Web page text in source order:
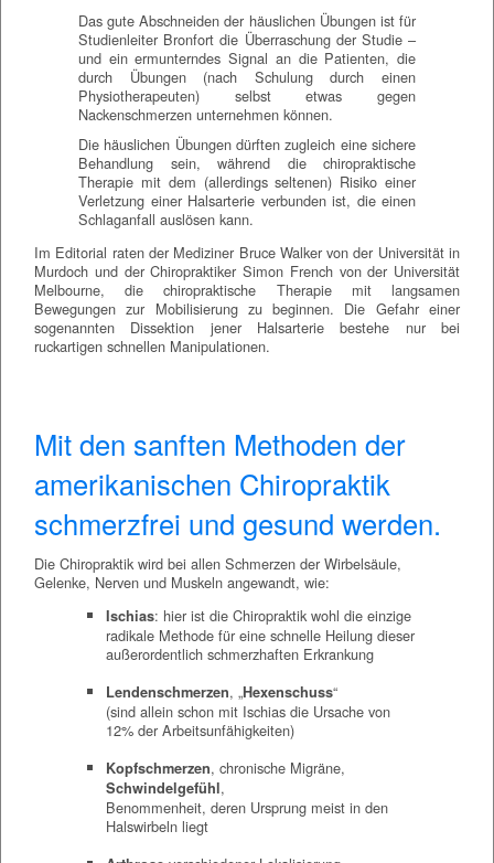
Das gute Abschneiden der häuslichen Übungen ist für
Studienleiter Bronfort die Überraschung der Studie –
und ein ermunterndes Signal an die Patienten, die
durch Übungen (nach Schulung durch einen
Physiotherapeuten) selbst etwas gegen
Nackenschmerzen unternehmen können.
Die häuslichen Übungen dürften zugleich eine sichere
Behandlung sein, während die chiropraktische
Therapie mit dem (allerdings seltenen) Risiko einer
Verletzung einer Halsarterie verbunden ist, die einen
Schlaganfall auslösen kann.
Im Editorial raten der Mediziner Bruce Walker von der Universität in
Murdoch und der Chiropraktiker Simon French von der Universität
Melbourne, die chiropraktische Therapie mit langsamen
Bewegungen zur Mobilisierung zu beginnen. Die Gefahr einer
sogenannten Dissektion jener Halsarterie bestehe nur bei
ruckartigen schnellen Manipulationen.
Mit den sanften Methoden der
amerikanischen Chiropraktik
schmerzfrei und gesund werden.
Die Chiropraktik wird bei allen Schmerzen der Wirbelsäule,
Gelenke, Nerven und Muskeln angewandt, wie:
Ischias: hier ist die Chiropraktik wohl die einzige
radikale Methode für eine schnelle Heilung dieser
außerordentlich schmerzhaften Erkrankung
Lendenschmerzen, „Hexenschuss“
(sind allein schon mit Ischias die Ursache von
12% der Arbeitsunfähigkeiten)
Kopfschmerzen, chronische Migräne,
Schwindelgefühl,
Benommenheit, deren Ursprung meist in den
Halswirbeln liegt